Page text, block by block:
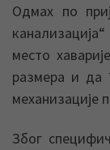
Одмах по
место
размера и да
механизације
Због